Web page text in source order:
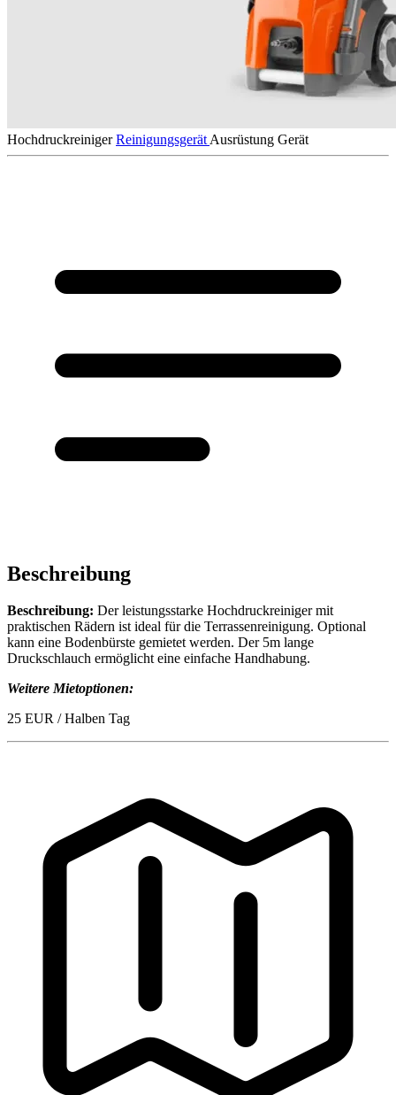
Hochdruckreiniger Reinigungsgerät Ausrüstung Gerät
Beschreibung
Beschreibung: Der leistungsstarke Hochdruckreiniger mit
praktischen Rädern ist ideal für die Terrassenreinigung. Optional
kann eine Bodenbürste gemietet werden. Der 5m lange
Druckschlauch ermöglicht eine einfache Handhabung.
Weitere Mietoptionen:
25 EUR / Halben Tag